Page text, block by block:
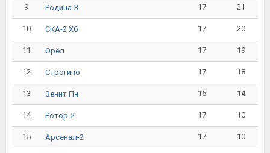
9 Родина-3 17 21
10 СКА-2 Хб 17 20
11 Орёл 17 19
12 Строгино 17 18
13 Зенит Пн 16 14
14 Ротор-2 17 10
15 Арсенал-2 17 10